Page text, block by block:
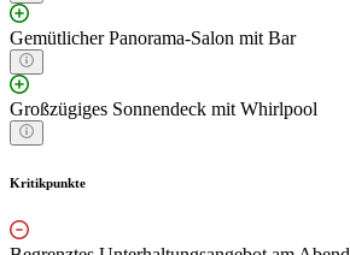
Gemütlicher Panorama-Salon mit Bar
Großzügiges Sonnendeck mit Whirlpool
Kritikpunkte